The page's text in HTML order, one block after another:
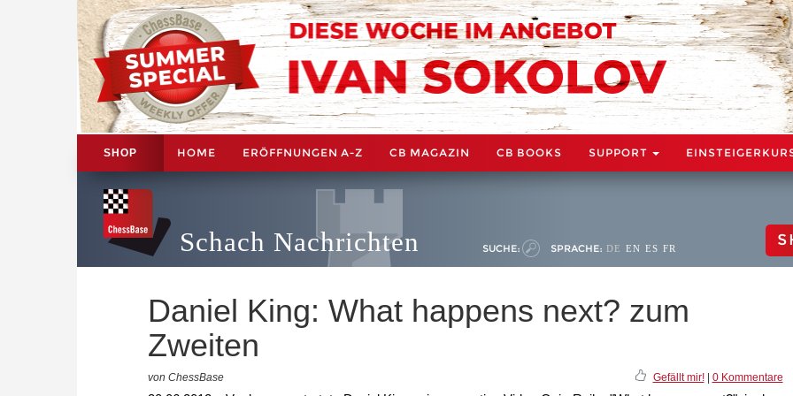
SHOP HOME ERÖFFNUNGEN A-Z CB MAGAZIN CB BOOKS SUPPORT
Schach Nachrichten SUCHE: SPRACHE: DE EN ES FR
Daniel King: What happens next? zum
Zweiten
von ChessBase Gefällt mir!| 0 Kommentare